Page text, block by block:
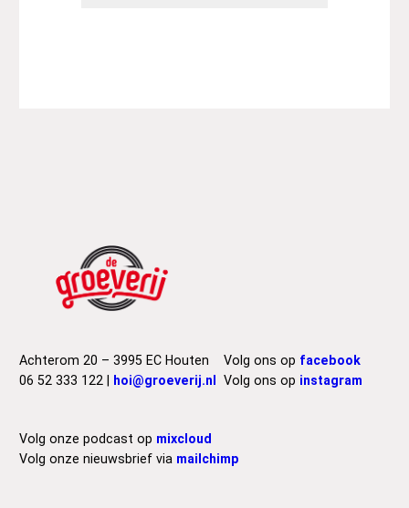
Achterom 20 – 3995 EC Houten
06 52 333 122 |
hoi@groeverij.nl
Volg ons op facebook
Volg ons op instagram
Volg onze podcast op mixcloud
Volg onze nieuwsbrief via mailchimp